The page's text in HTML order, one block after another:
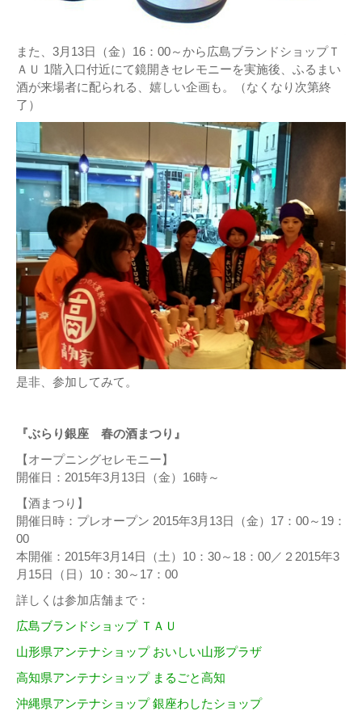
また、3月13日（金）16：00～から広島ブランドショップＴ
ＡＵ 1階入口付近にて鏡開きセレモニーを実施後、ふるまい
酒が来場者に配られる、嬉しい企画も。（なくなり次第終
了）
是非、参加してみて。
『ぶらり銀座 春の酒まつり』
【オープニングセレモニー】
開催日：2015年3月13日（金）16時～
【酒まつり】
開催日時：プレオープン 2015年3月13日（金）17：00～19：
00
本開催：2015年3月14日（土）10：30～18：00／２2015年3
月15日（日）10：30～17：00
詳しくは参加店舗まで：
広島ブランドショップ ＴＡＵ
山形県アンテナショップ おいしい山形プラザ
高知県アンテナショップ まるごと高知
沖縄県アンテナショップ 銀座わしたショップ